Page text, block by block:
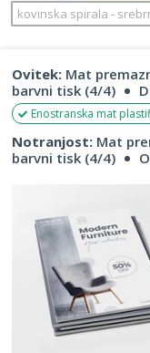
kovinska spirala ‐
Ovitek: Mat
barvni tisk (4/4)
Enostranska mat
Notranjost: Mat
barvni tisk (4/4)